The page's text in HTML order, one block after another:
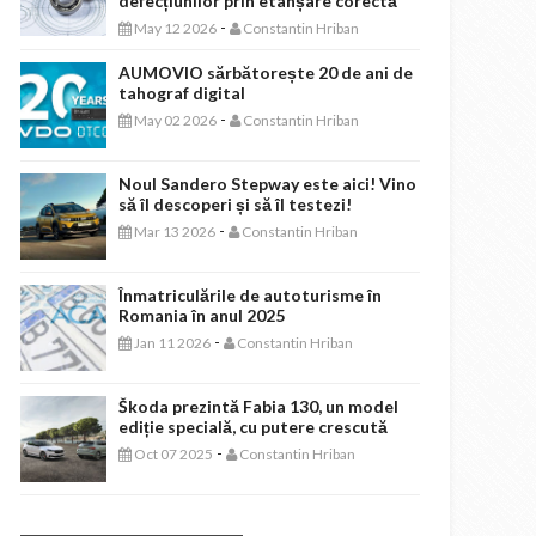
May 12 2026 - Constantin Hriban
AUMOVIO sărbătorește 20 de ani de
tahograf digital
May 02 2026 - Constantin Hriban
Noul Sandero Stepway este aici! Vino
să îl descoperi și să îl testezi!
Mar 13 2026 - Constantin Hriban
Înmatriculările de autoturisme în
Romania în anul 2025
Jan 11 2026 - Constantin Hriban
Škoda prezintă Fabia 130, un model
ediție specială, cu putere crescută
Oct 07 2025 - Constantin Hriban